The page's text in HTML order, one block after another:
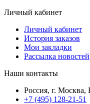
Личный кабинет
Личный кабинет
История заказов
Мои закладки
Рассылка новостей
Наши контакты
Россия, г. Москва,
+7 (495) 128-21-51